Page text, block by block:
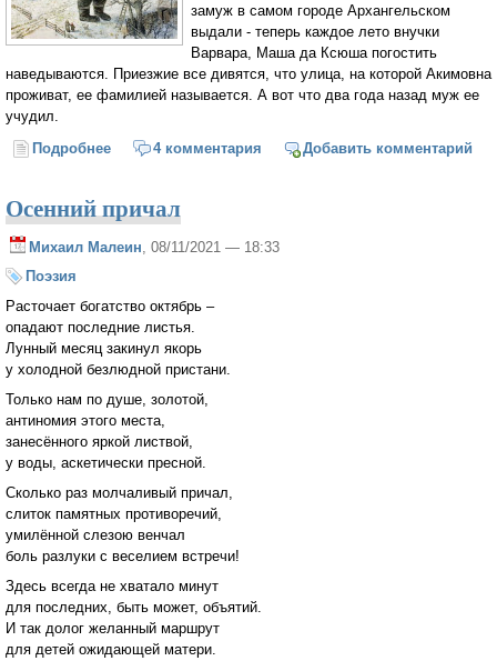
замуж в самом городе Архангельском
выдали - теперь каждое лето внучки
Варвара, Маша да Ксюша погостить
наведываются. Приезжие все дивятся, что улица, на которой Акимовна
проживат, ее фамилией называется. А вот что два года назад муж ее
учудил.
Подробнее о ПРО БЕССМЕРТИЕ
4 комментария Добавить комментарий
Осенний причал
Михаил Малеин , 08/11/2021 — 18:33
Поэзия
Расточает богатство октябрь –
опадают последние листья.
Лунный месяц закинул якорь
у холодной безлюдной пристани.
Только нам по душе, золотой,
антиномия этого места,
занесённого яркой листвой,
у воды, аскетически пресной.
Сколько раз молчаливый причал,
слиток памятных противоречий,
умилённой слезою венчал
боль разлуки с веселием встречи!
Здесь всегда не хватало минут
для последних, быть может, объятий.
И так долог желанный маршрут
для детей ожидающей матери.